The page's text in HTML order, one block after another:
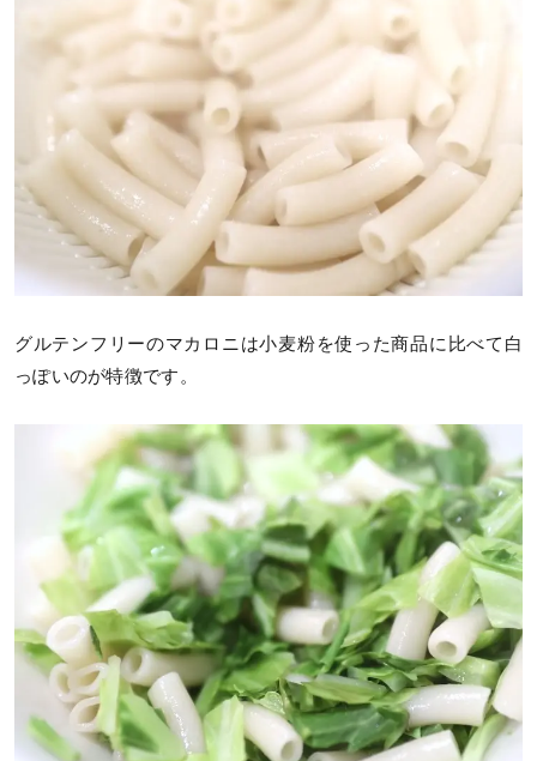
グルテンフリーのマカロニは小麦粉を使った商品に比べて白
っぽいのが特徴です。